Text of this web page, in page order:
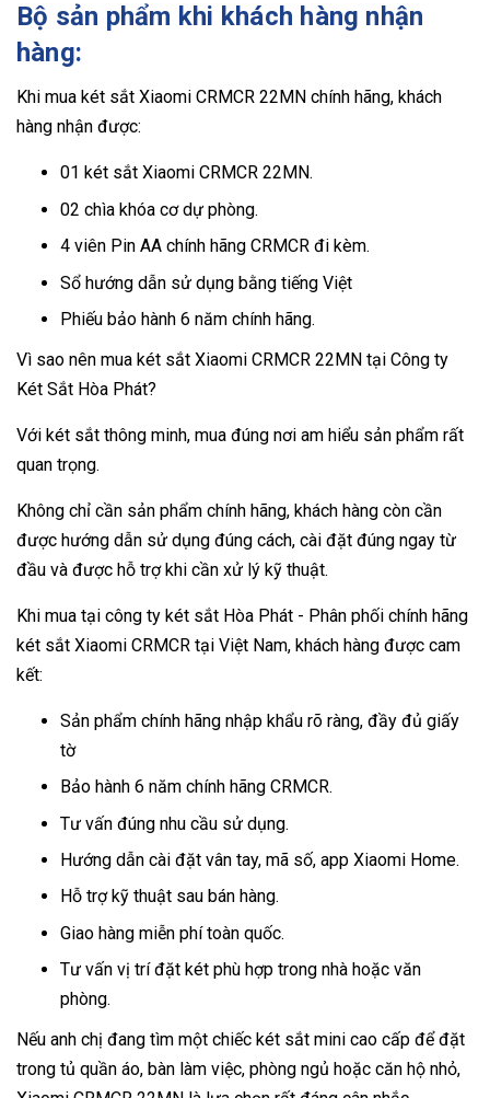
Bộ sản phẩm khi khách hàng nhận
hàng:
Khi mua két sắt Xiaomi CRMCR 22MN chính hãng, khách
hàng nhận được:
01 két sắt Xiaomi CRMCR 22MN.
02 chìa khóa cơ dự phòng.
4 viên Pin AA chính hãng CRMCR đi kèm.
Sổ hướng dẫn sử dụng bằng tiếng Việt
Phiếu bảo hành 6 năm chính hãng.
Vì sao nên mua két sắt Xiaomi CRMCR 22MN tại Công ty
Két Sắt Hòa Phát?
Với két sắt thông minh, mua đúng nơi am hiểu sản phẩm rất
quan trọng.
Không chỉ cần sản phẩm chính hãng, khách hàng còn cần
được hướng dẫn sử dụng đúng cách, cài đặt đúng ngay từ
đầu và được hỗ trợ khi cần xử lý kỹ thuật.
Khi mua tại công ty két sắt Hòa Phát - Phân phối chính hãng
két sắt Xiaomi CRMCR tại Việt Nam, khách hàng được cam
kết:
Sản phẩm chính hãng nhập khẩu rõ ràng, đầy đủ giấy
tờ
Bảo hành 6 năm chính hãng CRMCR.
Tư vấn đúng nhu cầu sử dụng.
Hướng dẫn cài đặt vân tay, mã số, app Xiaomi Home.
Hỗ trợ kỹ thuật sau bán hàng.
Giao hàng miễn phí toàn quốc.
Tư vấn vị trí đặt két phù hợp trong nhà hoặc văn
phòng.
Nếu anh chị đang tìm một chiếc két sắt mini cao cấp để đặt
trong tủ quần áo, bàn làm việc, phòng ngủ hoặc căn hộ nhỏ,